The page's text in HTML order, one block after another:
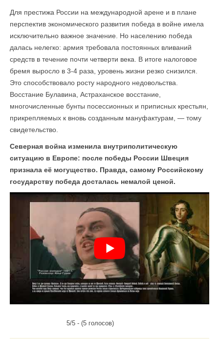
Для престижа России на международной арене и в плане
перспектив экономического развития победа в войне имела
исключительно важное значение. Но населению победа
далась нелегко: армия требовала постоянных вливаний
средств в течение почти четверти века. В итоге налоговое
бремя выросло в 3-4 раза, уровень жизни резко снизился.
Это способствовало росту народного недовольства.
Восстание Булавина, Астраханское восстание,
многочисленные бунты посессионных и приписных крестьян,
прикрепляемых к вновь созданным мануфактурам, — тому
свидетельство.
Северная война изменила внутриполитическую
ситуацию в Европе: после победы России Швеция
признала её могущество. Правда, самому Российскому
государству победа досталась немалой ценой.
5/5 - (5 голосов)